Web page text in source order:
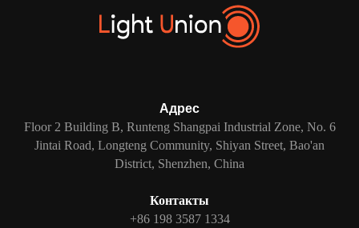
Адрес
Floor 2 Building B, Runteng Shangpai Industrial Zone, No. 6
Jintai Road, Longteng Community, Shiyan Street, Bao'an
District, Shenzhen, China
Контакты
+86 198 3587 1334